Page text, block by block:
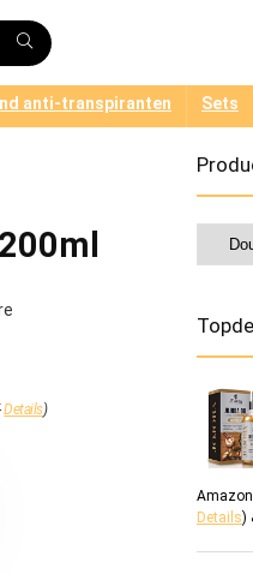
anti-transpiranten Sets
Details)
Details)